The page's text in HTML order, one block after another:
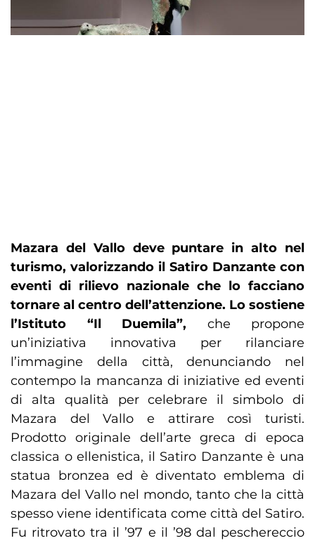
Mazara del Vallo deve puntare in alto nel
turismo, valorizzando il Satiro Danzante con
eventi di rilievo nazionale che lo facciano
tornare al centro dell’attenzione. Lo sostiene
l’Istituto “Il Duemila”, che propone
un’iniziativa innovativa per rilanciare
l’immagine della città, denunciando nel
contempo la mancanza di iniziative ed eventi
di alta qualità per celebrare il simbolo di
Mazara del Vallo e attirare così turisti.
Prodotto originale dell’arte greca di epoca
classica o ellenistica, il Satiro Danzante è una
statua bronzea ed è diventato emblema di
Mazara del Vallo nel mondo, tanto che la città
spesso viene identificata come città del Satiro.
Fu ritrovato tra il ’97 e il ’98 dal peschereccio